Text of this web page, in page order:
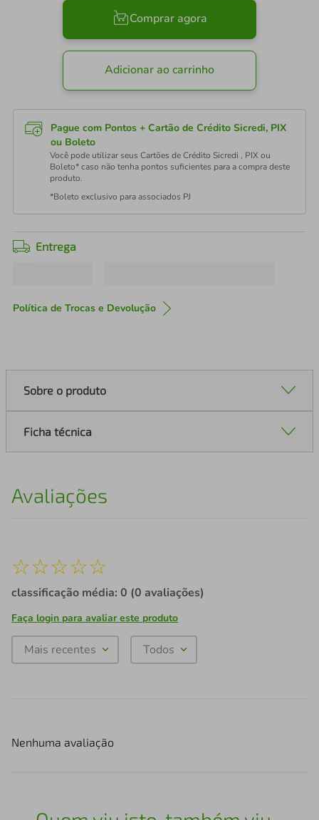
Comprar agora
Adicionar ao carrinho
Pague com Pontos + Cartão de Crédito Sicredi, PIX
ou Boleto
Você pode utilizar seus Cartões de Crédito Sicredi , PIX ou
Boleto* caso não tenha pontos suficientes para a compra deste
produto.
*Boleto exclusivo para associados PJ
Entrega
Política de Trocas e Devolução
Sobre o produto
Ficha técnica
Avaliações
☆☆☆☆☆
classificação média: 0 (0 avaliações)
Faça login para avaliar este produto
Mais recentes Todos
Nenhuma avaliação